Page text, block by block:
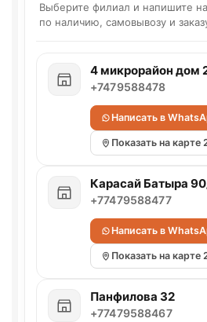
Выберите филиал и напишите
по наличию, самовывозу и
4 микрорайон дом
+7479588478
Написать в
Показать на карте
Карасай Батыра
+77479588477
Написать в
Показать на карте
Панфилова 32
+77479588467